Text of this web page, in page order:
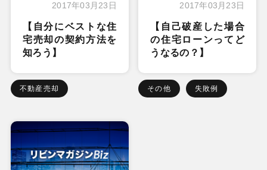
2017年03月23日
【自分にベストな住
宅売却の契約方法を
知ろう】
不動産売却
2017年03月23日
【自己破産した場合
の住宅ローンってど
うなるの？】
その他 失敗例